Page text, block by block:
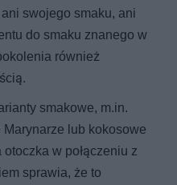
ani swojego smaku, ani
do smaku znanego w
również
smakowe, m.in.
lub kokosowe
w połączeniu z
sprawia, że to